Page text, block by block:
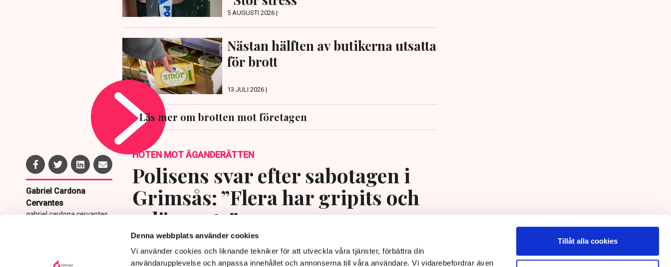
Denna webbplats använder cookies
Vi använder cookies och liknande tekniker för att utveckla våra tjänster, förbättra din
användarupplevelse och anpassa innehållet och annonserna till våra användare. Vi vidarebefordrar även
Tillåt alla cookies
5 AUGUSTI 2026 |
Nästan hälften av butikerna utsatta
för brott
13 JULI 2026 |
Läs mer om brotten mot företagen
Gabriel Cardona
Cervantes
gabriel.cardona.cervantes
HOTEN MOT ÄGANDERÄTTEN
Polisens svar efter sabotagen i
Grimsås: ”Flera har gripits och
avlägsnats”